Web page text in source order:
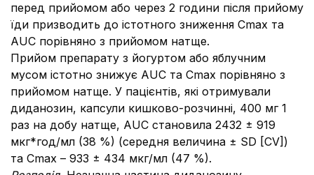
перед прийомом або через 2 години після прийому
їди призводить до істотного зниження Сmax та
AUC порівняно з прийомом натще.
Прийом препарату з йогуртом або яблучним
мусом істотно знижує AUC та Сmax порівняно з
прийомом натще. У пацієнтів, які отримували
диданозин, капсули кишково-розчинні, 400 мг 1
раз на добу натще, AUC становила 2432 ± 919
мкг*год/мл (38 %) (середня величина ± SD [CV])
та Сmax – 933 ± 434 мкг/мл (47 %).